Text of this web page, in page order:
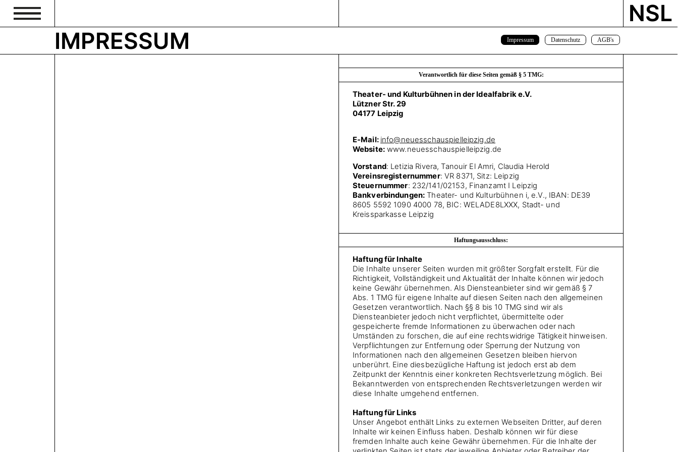
NSL
IMPRESSUM
Impressum Datenschutz AGB's
Verantwortlich für diese Seiten gemäß § 5 TMG:
Theater- und Kulturbühnen in der Idealfabrik e.V.
Lützner Str. 29
04177 Leipzig
E-Mail: info@neuesschauspielleipzig.de
Website:www.neuesschauspielleipzig.de
Vorstand: Letizia Rivera, Tanouir El Amri, Claudia Herold
Vereinsregisternummer: VR 8371, Sitz: Leipzig
Steuernummer: 232/141/02153, Finanzamt I Leipzig
Bankverbindungen: Theater- und Kulturbühnen i, e.V., IBAN: DE39
8605 5592 1090 4000 78, BIC: WELADE8LXXX, Stadt- und
Kreissparkasse Leipzig
Haftungsausschluss:
Haftung für Inhalte
Die Inhalte unserer Seiten wurden mit größter Sorgfalt erstellt. Für die
Richtigkeit, Vollständigkeit und Aktualität der Inhalte können wir jedoch
keine Gewähr übernehmen. Als Diensteanbieter sind wir gemäß § 7
Abs. 1 TMG für eigene Inhalte auf diesen Seiten nach den allgemeinen
Gesetzen verantwortlich. Nach §§ 8 bis 10 TMG sind wir als
Diensteanbieter jedoch nicht verpflichtet, übermittelte oder
gespeicherte fremde Informationen zu überwachen oder nach
Umständen zu forschen, die auf eine rechtswidrige Tätigkeit hinweisen.
Verpflichtungen zur Entfernung oder Sperrung der Nutzung von
Informationen nach den allgemeinen Gesetzen bleiben hiervon
unberührt. Eine diesbezügliche Haftung ist jedoch erst ab dem
Zeitpunkt der Kenntnis einer konkreten Rechtsverletzung möglich. Bei
Bekanntwerden von entsprechenden Rechtsverletzungen werden wir
diese Inhalte umgehend entfernen.
Haftung für Links
Unser Angebot enthält Links zu externen Webseiten Dritter, auf deren
Inhalte wir keinen Einfluss haben. Deshalb können wir für diese
fremden Inhalte auch keine Gewähr übernehmen. Für die Inhalte der